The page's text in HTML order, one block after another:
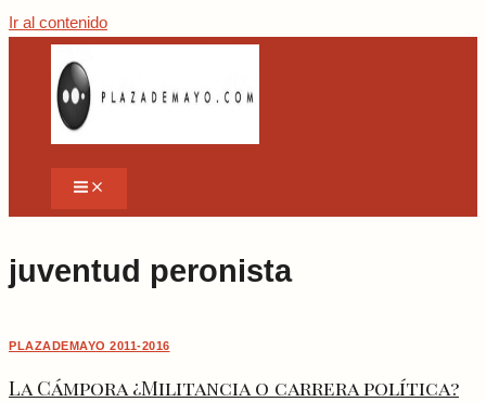
Ir al contenido
juventud peronista
PLAZADEMAYO 2011-2016
La Cámpora ¿Militancia o carrera política?